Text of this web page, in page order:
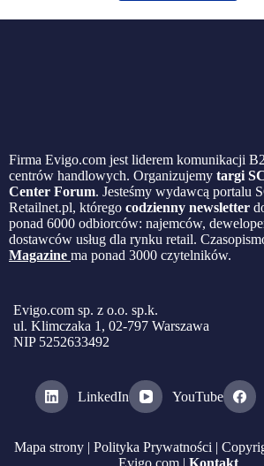
Firma Evigo.com jest liderem komunikacji
centrów handlowych. Organizujemy targi
Center Forum. Jesteśmy wydawcą portalu
Retailnet.pl, którego codzienny newsletter
ponad 6000 odbiorców: najemców,
dostawców usług dla rynku retail.
Magazine ma ponad 3000 czytelników.
Evigo.com sp. z o.o. sp.k.
ul. Klimczaka 1, 02-797 Warszawa
NIP 5252633492
LinkedIn YouTube
Mapa strony |Polityka Prywatności |